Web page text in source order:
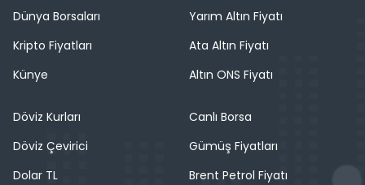
Dünya Borsaları
Kripto Fiyatları
Künye
Yarım Altın Fiyatı
Ata Altın Fiyatı
Altın ONS Fiyatı
Döviz Kurları
Döviz Çevirici
Dolar TL
Canlı Borsa
Gümüş Fiyatları
Brent Petrol Fiyatı